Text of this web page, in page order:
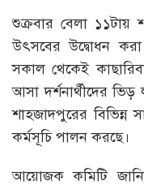
শুক্রবার বেলা ১১টায়
উৎসবের উদ্বোধন
সকাল থেকেই
আসা দর্শনার্থীদের ভিড়
শাহজাদপুরের
কর্মসূচি পালন করছে।
আয়োজক কমিটি